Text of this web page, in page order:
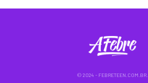
© 2024 - FEBRETEEN.COM.BR.